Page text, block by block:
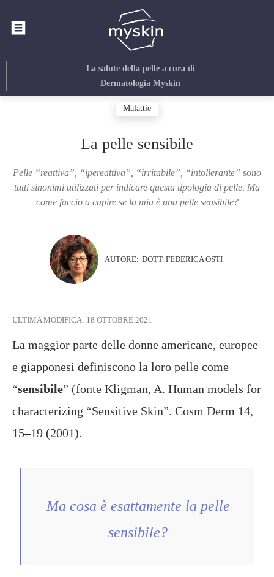
La salute della pelle a cura di
Dermatologia Myskin
Malattie
La pelle sensibile
Pelle “reattiva”, “ipereattiva”, “irritabile”, “intollerante” sono
tutti sinonimi utilizzati per indicare questa tipologia di pelle. Ma
come faccio a capire se la mia è una pelle sensibile?
AUTORE: DOTT. FEDERICA OSTI
ULTIMA MODIFICA: 18 OTTOBRE 2021
La maggior parte delle donne americane, europee
e giapponesi definiscono la loro pelle come
“sensibile” (fonte Kligman, A. Human models for
characterizing “Sensitive Skin”. Cosm Derm 14,
15–19 (2001).
Ma cosa è esattamente la pelle
sensibile?